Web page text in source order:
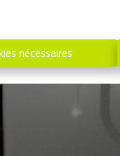
nécessaires